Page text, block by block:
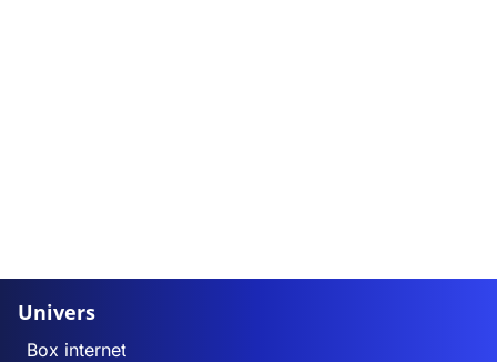
Univers
Box internet